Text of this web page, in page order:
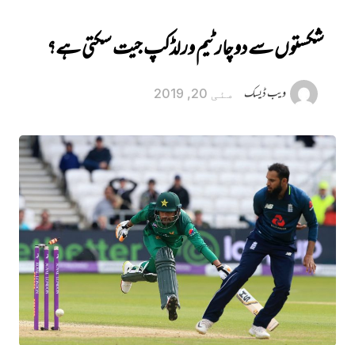
شکستوں سے دوچار ٹیم ورلڈکپ جیت سکتی ہے؟
ویب ڈیسک مئی 20, 2019